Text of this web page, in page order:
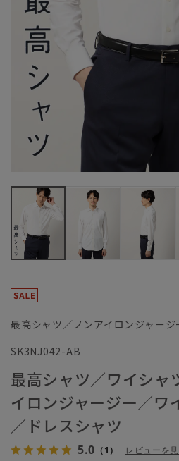
最高シャツ／ノンアイロンジャー
SK3NJ042-AB
最高シャツ／ワイシャ
イロンジャージー／ワ
／ドレスシャツ
5.0 （1） レビューを